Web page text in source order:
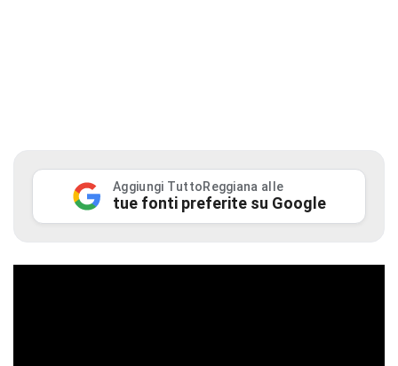
Aggiungi TuttoReggiana alle
tue fonti preferite su Google